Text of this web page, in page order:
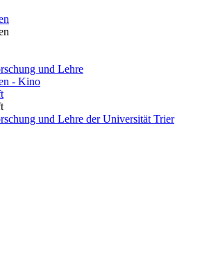
und Lehre
- Kino
und Lehre der Universität Trier